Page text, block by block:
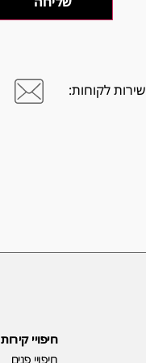
שירות לקוחות:
חיפויי קירות
חיפויי פנים